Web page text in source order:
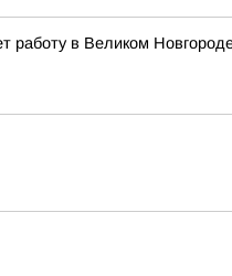
в Великом